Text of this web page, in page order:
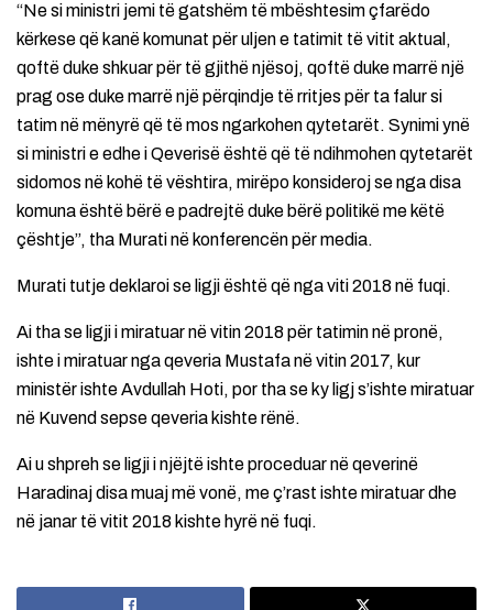
“Ne si ministri jemi të gatshëm të mbështesim çfarëdo
kërkese që kanë komunat për uljen e tatimit të vitit aktual,
qoftë duke shkuar për të gjithë njësoj, qoftë duke marrë një
prag ose duke marrë një përqindje të rritjes për ta falur si
tatim në mënyrë që të mos ngarkohen qytetarët. Synimi ynë
si ministri e edhe i Qeverisë është që të ndihmohen qytetarët
sidomos në kohë të vështira, mirëpo konsideroj se nga disa
komuna është bërë e padrejtë duke bërë politikë me këtë
çështje”, tha Murati në konferencën për media.
Murati tutje deklaroi se ligji është që nga viti 2018 në fuqi.
Ai tha se ligji i miratuar në vitin 2018 për tatimin në pronë,
ishte i miratuar nga qeveria Mustafa në vitin 2017, kur
ministër ishte Avdullah Hoti, por tha se ky ligj s’ishte miratuar
në Kuvend sepse qeveria kishte rënë.
Ai u shpreh se ligji i njëjtë ishte proceduar në qeverinë
Haradinaj disa muaj më vonë, me ç’rast ishte miratuar dhe
në janar të vitit 2018 kishte hyrë në fuqi.